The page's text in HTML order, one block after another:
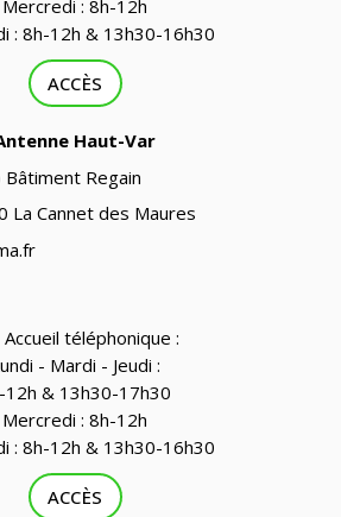
Mercredi : 8h-12h
: 8h-12h & 13h30-16h30
ACCÈS
Haut-Var
Bâtiment Regain
La Cannet des Maures
Accueil téléphonique :
- Mardi - Jeudi :
12h & 13h30-17h30
Mercredi : 8h-12h
: 8h-12h & 13h30-16h30
ACCÈS